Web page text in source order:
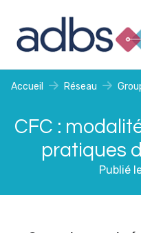
Accueil Réseau
CFC :
pratiques
Publié